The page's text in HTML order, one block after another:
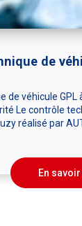
de
de véhicule GPL
Le contrôle
réalisé par
En